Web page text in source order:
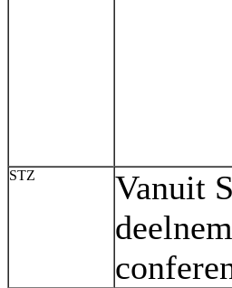
STZ
Vanuit